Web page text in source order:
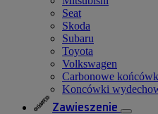
Seat
Skoda
Subaru
Toyota
Volkswagen
Carbonowe
Koncówki
Zawieszenie